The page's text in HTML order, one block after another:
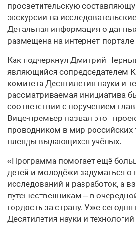
просветительскую
экскурсии на
Детальная информация о
размещена на интернет-портале
Как подчеркнул Дмитрий
являющийся сопредседателем
комитета Десятилетия науки и
рассматриваемая инициатива
соответствии с поручением
Вице-премьер назвал этот
проводником в мир российских
плеяды выдающихся учёных.
«Программа помогает ещё
детей и молодёжи задуматься о
исследований и разработок, а
путешественникам – в
гордость за страну. Уже
Десятилетия науки и